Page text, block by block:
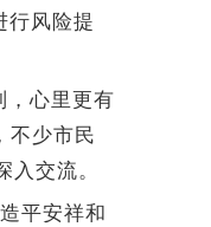
行风险提
，心里更有
不少市民
交流。
平安祥和